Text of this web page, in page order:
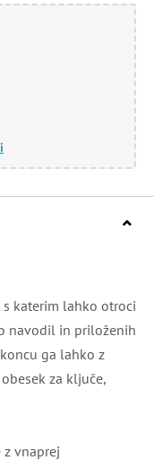
katerim lahko otroci
navodil in priloženih
ga lahko z
za ključe,
vnaprej